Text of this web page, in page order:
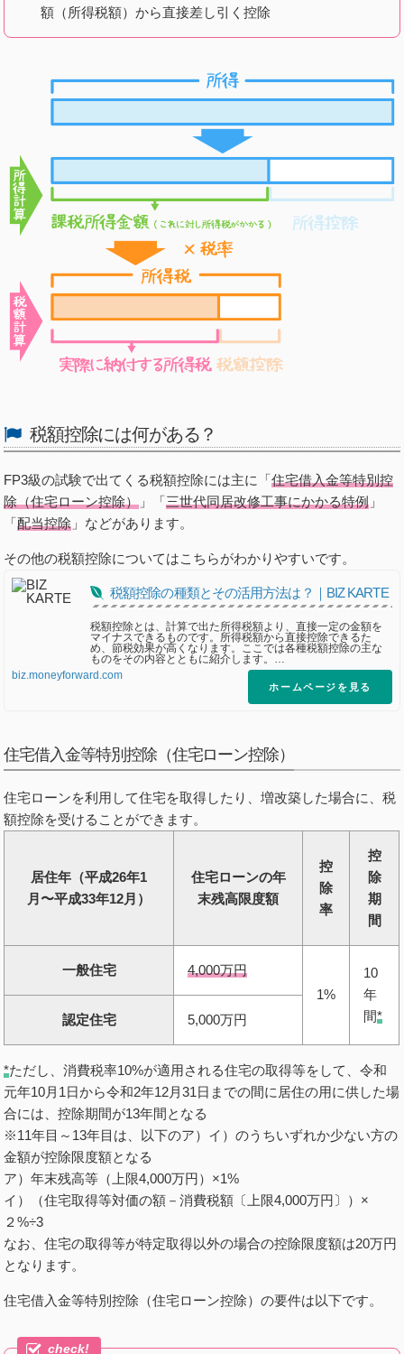
額（所得税額）から直接差し引く控除
税額控除には何がある？
FP3級の試験で出てくる税額控除には主に「住宅借入金等特別控
除（住宅ローン控除） 」「三世代同居改修工事にかかる特例 」
「配当控除 」などがあります。
その他の税額控除についてはこちらがわかりやすいです。
税額控除の種類とその活用方法は？｜BIZ KARTE
税額控除とは、計算で出た所得税額より、直接一定の金額を
マイナスできるものです。所得税額から直接控除できるた
め、節税効果が高くなります。ここでは各種税額控除の主な
ものをその内容とともに紹介します。…
biz.moneyforward.com
ホームページを見る
住宅借入金等特別控除（住宅ローン控除）
住宅ローンを利用して住宅を取得したり、増改築した場合に、税
額控除を受けることができます。
居住年（平成26年1
月〜平成33年12月）
住宅ローンの年
末残高限度額
控
除
率
控
除
期
間
一般住宅
4,000万円
1%
10
年
間*
認定住宅 5,000万円
*ただし、消費税率10%が適用される住宅の取得等をして、令和
元年10月1日から令和2年12月31日までの間に居住の用に供した場
合には、控除期間が13年間となる
※11年目～13年目は、以下のア）イ）のうちいずれか少ない方の
金額が控除限度額となる
ア）年末残高等（上限4,000万円）×1%
イ）（住宅取得等対価の額－消費税額〔上限4,000万円〕）×
２%÷3
なお、住宅の取得等が特定取得以外の場合の控除限度額は20万円
となります。
住宅借入金等特別控除（住宅ローン控除）の要件は以下です。